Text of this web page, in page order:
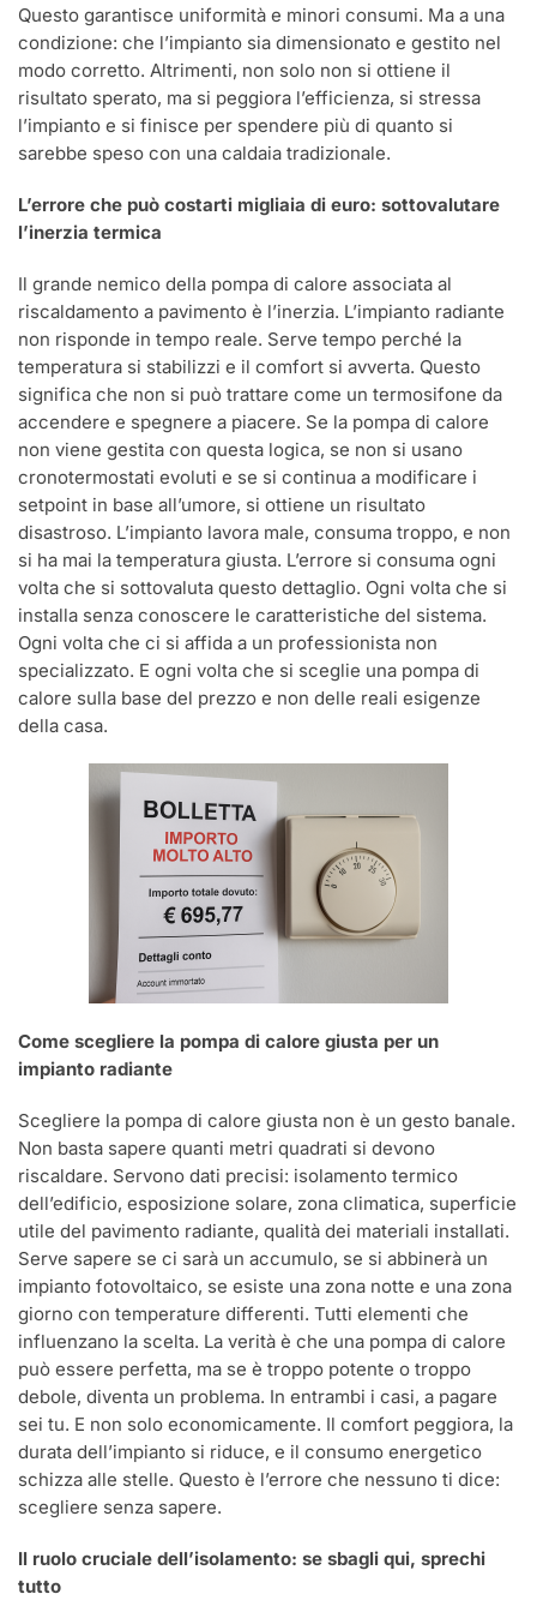
Questo garantisce uniformità e minori consumi. Ma a una
condizione: che l’impianto sia dimensionato e gestito nel
modo corretto. Altrimenti, non solo non si ottiene il
risultato sperato, ma si peggiora l’efficienza, si stressa
l’impianto e si finisce per spendere più di quanto si
sarebbe speso con una caldaia tradizionale.
L’errore che può costarti migliaia di euro: sottovalutare
l’inerzia termica
Il grande nemico della pompa di calore associata al
riscaldamento a pavimento è l’inerzia. L’impianto radiante
non risponde in tempo reale. Serve tempo perché la
temperatura si stabilizzi e il comfort si avverta. Questo
significa che non si può trattare come un termosifone da
accendere e spegnere a piacere. Se la pompa di calore
non viene gestita con questa logica, se non si usano
cronotermostati evoluti e se si continua a modificare i
setpoint in base all’umore, si ottiene un risultato
disastroso. L’impianto lavora male, consuma troppo, e non
si ha mai la temperatura giusta. L’errore si consuma ogni
volta che si sottovaluta questo dettaglio. Ogni volta che si
installa senza conoscere le caratteristiche del sistema.
Ogni volta che ci si affida a un professionista non
specializzato. E ogni volta che si sceglie una pompa di
calore sulla base del prezzo e non delle reali esigenze
della casa.
Come scegliere la pompa di calore giusta per un
impianto radiante
Scegliere la pompa di calore giusta non è un gesto banale.
Non basta sapere quanti metri quadrati si devono
riscaldare. Servono dati precisi: isolamento termico
dell’edificio, esposizione solare, zona climatica, superficie
utile del pavimento radiante, qualità dei materiali installati.
Serve sapere se ci sarà un accumulo, se si abbinerà un
impianto fotovoltaico, se esiste una zona notte e una zona
giorno con temperature differenti. Tutti elementi che
influenzano la scelta. La verità è che una pompa di calore
può essere perfetta, ma se è troppo potente o troppo
debole, diventa un problema. In entrambi i casi, a pagare
sei tu. E non solo economicamente. Il comfort peggiora, la
durata dell’impianto si riduce, e il consumo energetico
schizza alle stelle. Questo è l’errore che nessuno ti dice:
scegliere senza sapere.
Il ruolo cruciale dell’isolamento: se sbagli qui, sprechi
tutto